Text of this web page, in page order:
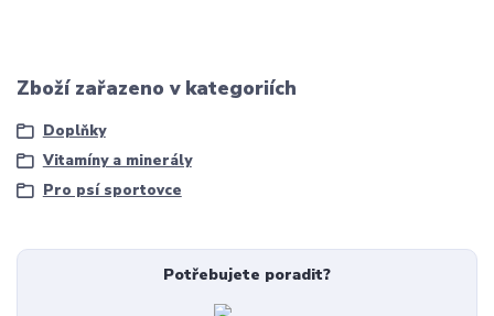
Zboží zařazeno v kategoriích
Doplňky
Vitamíny a minerály
Pro psí sportovce
Potřebujete poradit?